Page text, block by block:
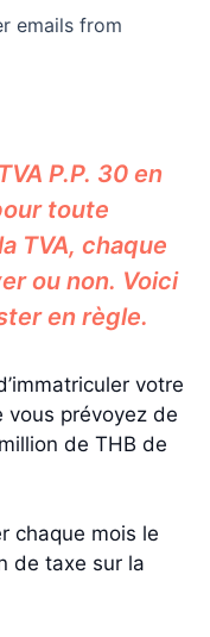
emails from
P.P. 30 en
toute
TVA, chaque
ou non. Voici
en règle.
votre
vous prévoyez de
de THB de
chaque mois le
de taxe sur la